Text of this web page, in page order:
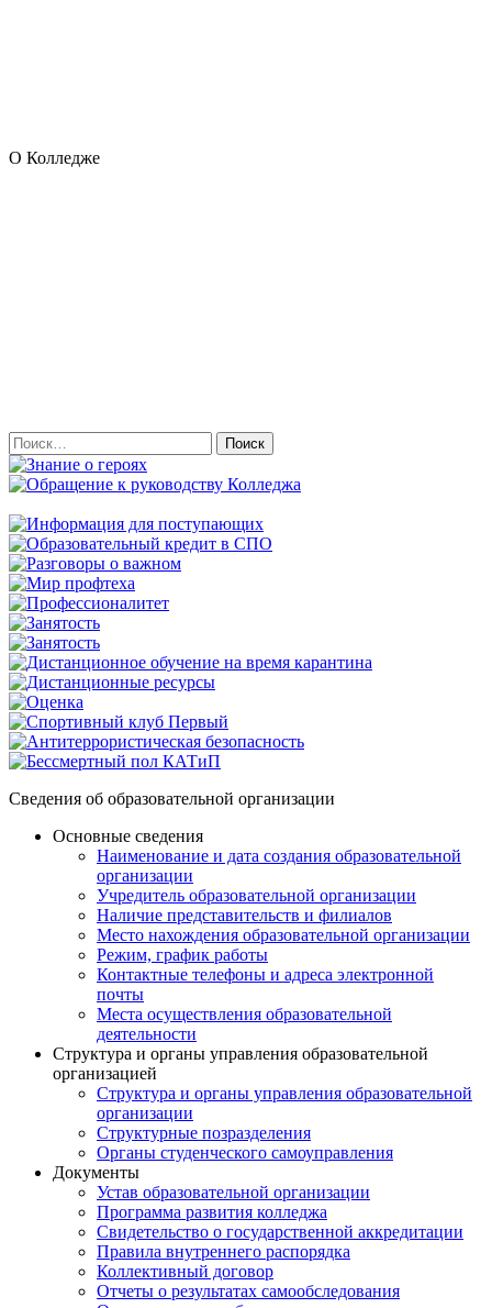
О Колледже
Найти:
Сведения об образовательной организации
Основные сведения
Наименование и дата создания образовательной
организации
Учредитель образовательной организации
Наличие представительств и филиалов
Место нахождения образовательной организации
Режим, график работы
Контактные телефоны и адреса электронной
почты
Места осуществления образовательной
деятельности
Структура и органы управления образовательной
организацией
Структура и органы управления образовательной
организации
Структурные позразделения
Органы студенческого самоуправления
Документы
Устав образовательной организации
Программа развития колледжа
Свидетельство о государственной аккредитации
Правила внутреннего распорядка
Коллективный договор
Отчеты о результатах самообследования